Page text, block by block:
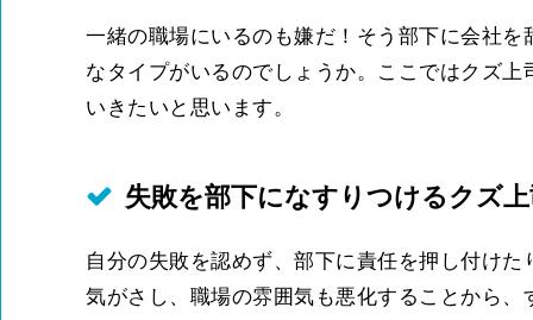
一緒の職場にいるのも嫌だ！そう部下に会社
なタイプがいるのでしょうか。ここではクズ
いきたいと思います。
失敗を部下になすりつけるクズ
自分の失敗を認めず、部下に責任を押し付け
気がさし、職場の雰囲気も悪化することから